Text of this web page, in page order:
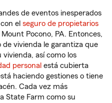
de eventos inesperados
el seguro de propietarios
Pocono, PA. Entonces,
de vivienda le garantiza que
así como los
personal está cubierta
haciendo gestiones o tiene
Cada vez más
State Farm como su